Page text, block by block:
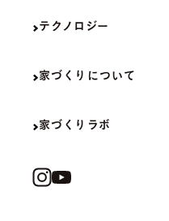
テクノロジー
家づくりについて
家づくりラボ